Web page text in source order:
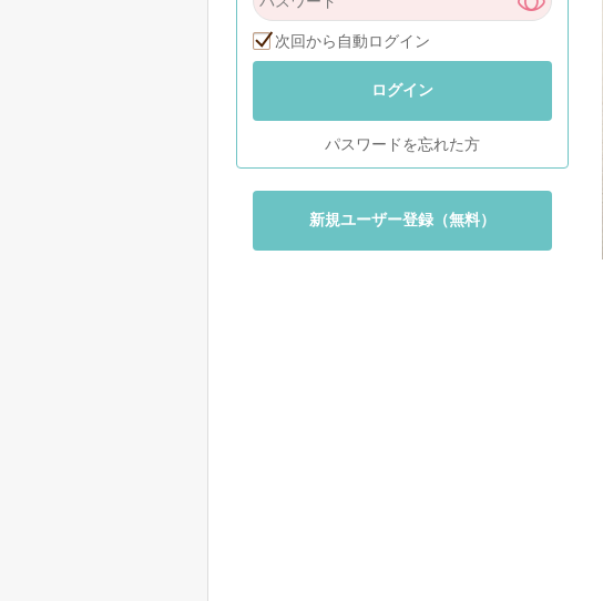
次回から自動ログイン
ログイン
パスワードを忘れた方
新規ユーザー登録（無料）